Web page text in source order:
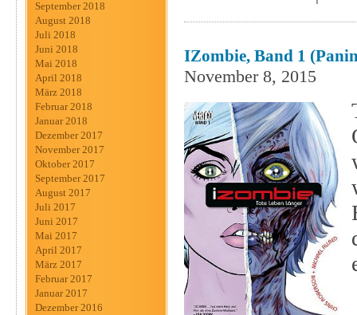
September 2018
August 2018
Juli 2018
Juni 2018
Mai 2018
April 2018
März 2018
Februar 2018
Januar 2018
Dezember 2017
November 2017
Oktober 2017
September 2017
August 2017
Juli 2017
Juni 2017
Mai 2017
April 2017
März 2017
Februar 2017
Januar 2017
Dezember 2016
IZombie, Band 1
November 8, 2015